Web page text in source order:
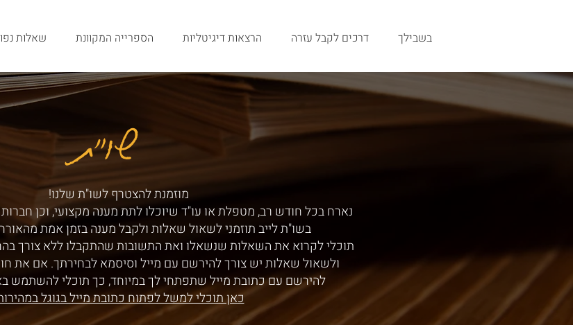
בשבילך דרכים לקבל עזרה הרצאות דיגיטליות הספרייה המקוונת שאלות
שו"ת
שו"ת
מוזמנת להצטרף לשו"ת שלנו!
נארח בכל חודש רב, מטפלת או עו"ד שיוכלו לתת מענה מקצועי, וכן
בשו"ת לייב תוזמני לשאול שאלות ולקבל מענה בזמן אמת
תוכלי לקרוא את השאלות שנשאלו ואת התשובות שהתקבלו ללא צורך
ולשאול שאלות יש צורך להירשם עם מייל וסיסמא לבחירתך. אם את
להירשם עם כתובת מייל שתפתחי לך במיוחד, כך תוכלי להשתמש
כאן תוכלי למשל לפתוח כתובת מייל בגוגל